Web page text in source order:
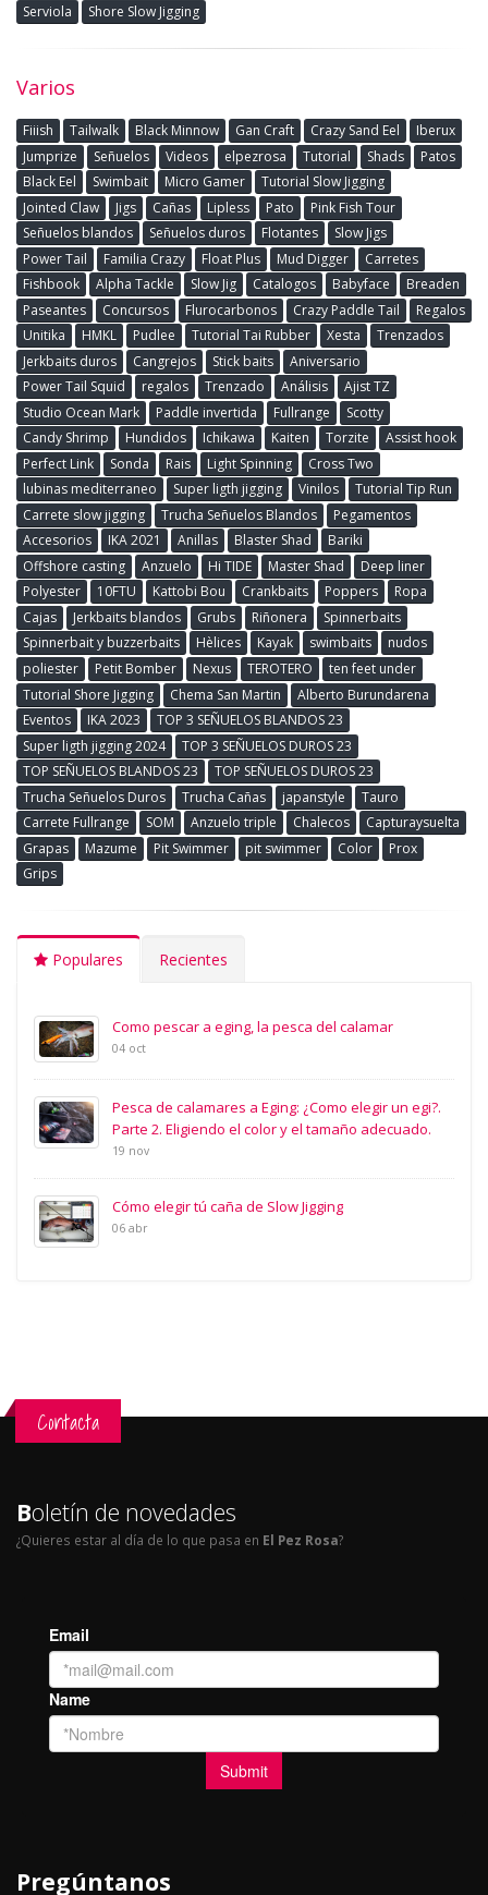
Serviola
Shore Slow Jigging
Varios
Fiiish Tailwalk Black Minnow Gan Craft Crazy Sand Eel
Iberux
Jumprize
Señuelos Videos elpezrosa Tutorial Shads
Patos
Black Eel
Swimbait Micro Gamer
Tutorial Slow Jigging
Jointed Claw
Jigs Cañas Lipless Pato
Pink Fish Tour
Señuelos blandos
Señuelos duros Flotantes
Slow Jigs
Power Tail
Familia Crazy Float Plus Mud Digger
Carretes
Fishbook
Alpha Tackle Slow Jig Catalogos Babyface
Breaden
Paseantes
Concursos Flurocarbonos Crazy Paddle Tail
Regalos
Unitika
HMKL Pudlee Tutorial Tai Rubber Xesta
Trenzados
Jerkbaits duros
Cangrejos Stick baits
Aniversario
Power Tail Squid
regalos Trenzado Análisis
Ajist TZ
Studio Ocean Mark
Paddle invertida Fullrange
Scotty
Candy Shrimp
Hundidos Ichikawa Kaiten Torzite
Assist hook
Perfect Link
Sonda Rais Light Spinning
Cross Two
lubinas mediterraneo
Super ligth jigging Vinilos
Tutorial Tip Run
Carrete slow jigging
Trucha Señuelos Blandos
Pegamentos
Accesorios
IKA 2021 Anillas Blaster Shad
Bariki
Offshore casting
Anzuelo Hi TIDE Master Shad
Deep liner
Polyester
10FTU Kattobi Bou Crankbaits Poppers
Ropa
Cajas
Jerkbaits blandos Grubs Riñonera
Spinnerbaits
Spinnerbait y buzzerbaits
Hèlices Kayak swimbaits
nudos
poliester
Petit Bomber Nexus TEROTERO
ten feet under
Tutorial Shore Jigging
Chema San Martin
Alberto Burundarena
Eventos
IKA 2023
TOP 3 SEÑUELOS BLANDOS 23
Super ligth jigging 2024
TOP 3 SEÑUELOS DUROS 23
TOP SEÑUELOS BLANDOS 23
TOP SEÑUELOS DUROS 23
Trucha Señuelos Duros
Trucha Cañas japanstyle
Tauro
Carrete Fullrange
SOM Anzuelo triple Chalecos
Capturaysuelta
Grapas
Mazume Pit Swimmer pit swimmer Color
Prox
Grips
Populares Recientes
Como pescar a eging, la pesca del calamar
04 oct
Pesca de calamares a Eging: ¿Como elegir un egi?.
Parte 2. Eligiendo el color y el tamaño adecuado.
19 nov
Cómo elegir tú caña de Slow Jigging
06 abr
Contacta
Boletín de novedades
¿Quieres estar al día de lo que pasa en El Pez Rosa?
Pregúntanos